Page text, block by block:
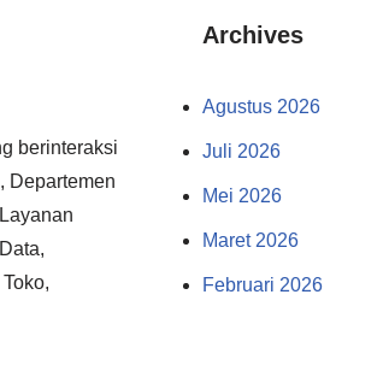
berinteraksi
Departemen
Archives
Agustus 2026
Juli 2026
Mei 2026
Maret 2026
Februari 2026